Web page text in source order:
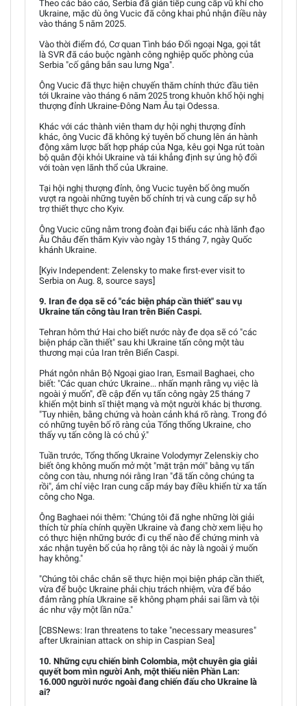
Theo các báo cáo, Serbia đã gián tiếp cung cấp vũ khí cho
Ukraine, mặc dù ông Vucic đã công khai phủ nhận điều này
vào tháng 5 năm 2025.
Vào thời điểm đó, Cơ quan Tình báo Đối ngoại Nga, gọi tắt
là SVR đã cáo buộc ngành công nghiệp quốc phòng của
Serbia "cố gắng bắn sau lưng Nga".
Ông Vucic đã thực hiện chuyến thăm chính thức đầu tiên
tới Ukraine vào tháng 6 năm 2025 trong khuôn khổ hội nghị
thượng đỉnh Ukraine-Đông Nam Âu tại Odessa.
Khác với các thành viên tham dự hội nghị thượng đỉnh
khác, ông Vucic đã không ký tuyên bố chung lên án hành
động xâm lược bất hợp pháp của Nga, kêu gọi Nga rút toàn
bộ quân đội khỏi Ukraine và tái khẳng định sự ủng hộ đối
với toàn vẹn lãnh thổ của Ukraine.
Tại hội nghị thượng đỉnh, ông Vucic tuyên bố ông muốn
vượt ra ngoài những tuyên bố chính trị và cung cấp sự hỗ
trợ thiết thực cho Kyiv.
Ông Vucic cũng nằm trong đoàn đại biểu các nhà lãnh đạo
Âu Châu đến thăm Kyiv vào ngày 15 tháng 7, ngày Quốc
khánh Ukraine.
[Kyiv Independent: Zelensky to make first-ever visit to
Serbia on Aug. 8, source says]
9. Iran đe dọa sẽ có "các biện pháp cần thiết" sau vụ
Ukraine tấn công tàu Iran trên Biển Caspi.
Tehran hôm thứ Hai cho biết nước này đe dọa sẽ có "các
biện pháp cần thiết" sau khi Ukraine tấn công một tàu
thương mại của Iran trên Biển Caspi.
Phát ngôn nhân Bộ Ngoại giao Iran, Esmail Baghaei, cho
biết: "Các quan chức Ukraine... nhấn mạnh rằng vụ việc là
ngoài ý muốn", đề cập đến vụ tấn công ngày 25 tháng 7
khiến một binh sĩ thiệt mạng và một người khác bị thương.
"Tuy nhiên, bằng chứng và hoàn cảnh khá rõ ràng. Trong đó
có những tuyên bố rõ ràng của Tổng thống Ukraine, cho
thấy vụ tấn công là có chủ ý."
Tuần trước, Tổng thống Ukraine Volodymyr Zelenskiy cho
biết ông không muốn mở một "mặt trận mới" bằng vụ tấn
công con tàu, nhưng nói rằng Iran "đã tấn công chúng ta
rồi", ám chỉ việc Iran cung cấp máy bay điều khiển từ xa tấn
công cho Nga.
Ông Baghaei nói thêm: "Chúng tôi đã nghe những lời giải
thích từ phía chính quyền Ukraine và đang chờ xem liệu họ
có thực hiện những bước đi cụ thể nào để chứng minh và
xác nhận tuyên bố của họ rằng tội ác này là ngoài ý muốn
hay không."
"Chúng tôi chắc chắn sẽ thực hiện mọi biện pháp cần thiết,
vừa để buộc Ukraine phải chịu trách nhiệm, vừa để bảo
đảm rằng phía Ukraine sẽ không phạm phải sai lầm và tội
ác như vậy một lần nữa."
[CBSNews: Iran threatens to take "necessary measures"
after Ukrainian attack on ship in Caspian Sea]
10. Những cựu chiến binh Colombia, một chuyên gia giải
quyết bom mìn người Anh, một thiếu niên Phần Lan:
16.000 người nước ngoài đang chiến đấu cho Ukraine là
ai?